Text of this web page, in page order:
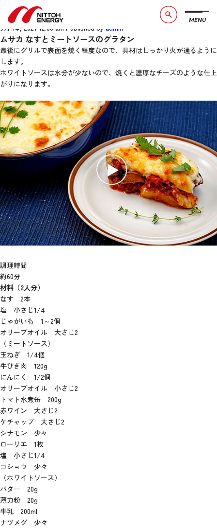
MENU
ブランドメッセージ
会社概要 数字で見る日東エネルギー
事業紹介 CSR活動
採用情報 サービスサイト
ムサカ なすとミートソースのグラ
タン
9月 14, 2021 12:00 am Published by admin
ムサカ なすとミートソースのグラタン
最後にグリルで表面を焼く程度なので、具材はしっかり火が通るように
します。
ホワイトソースは水分が少ないので、焼くと濃厚なチーズのような仕上
がりになります。
調理時間
約60分
材料（2人分）
なす 2本
塩 小さじ1/4
じゃがいも 1～2個
オリーブオイル 大さじ2
（ミートソース）
玉ねぎ 1/4個
牛ひき肉 120g
にんにく 1/2個
オリーブオイル 小さじ2
トマト水煮缶 200g
赤ワイン 大さじ2
ケチャップ 大さじ2
シナモン 少々
ローリエ 1枚
塩 小さじ1/4
コショウ 少々
（ホワイトソース）
バター 20g
薄力粉 20g
牛乳 200ml
ナツメグ 少々